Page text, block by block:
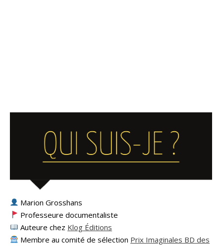
Marion Grosshans
Professeure documentaliste
Auteure chez Klog Éditions
Membre au comité de sélection Prix Imaginales BD des